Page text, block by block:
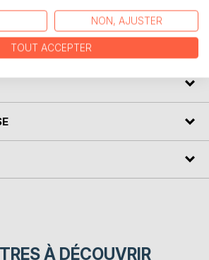
imaginaire que Papa initie Alex aux
sa conscience phonologique.
À DÉCOUVRIR
NON, AJUSTER
TOUT ACCEPTER